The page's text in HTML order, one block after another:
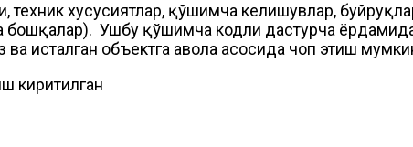
техник хусусиятлар, қўшимча келишувлар,
бошқалар). Ушбу қўшимча кодли дастурча
исталган объектга ҳавола асосида чоп этиш
киритилган